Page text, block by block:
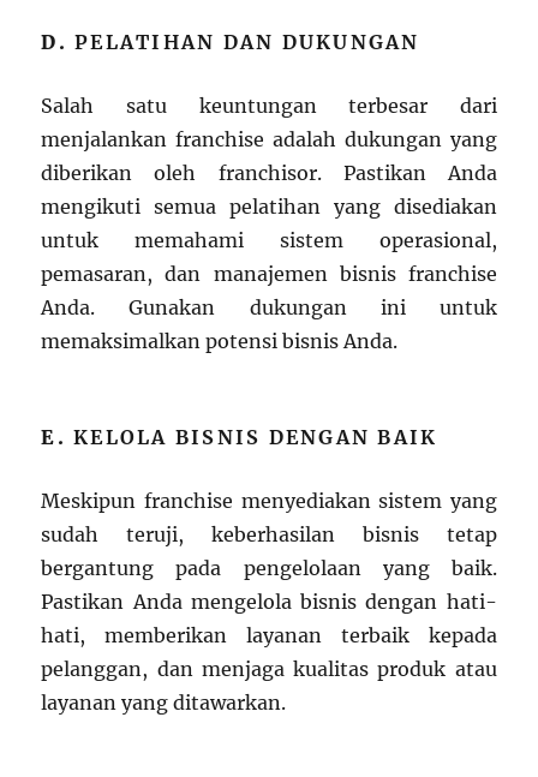
D.PELATIHAN DAN DUKUNGAN
Salah satu keuntungan terbesar dari
menjalankan franchise adalah dukungan yang
diberikan oleh franchisor. Pastikan Anda
mengikuti semua pelatihan yang disediakan
untuk memahami sistem operasional,
pemasaran, dan manajemen bisnis franchise
Anda. Gunakan dukungan ini untuk
memaksimalkan potensi bisnis Anda.
E.KELOLA BISNIS DENGAN BAIK
Meskipun franchise menyediakan sistem yang
sudah teruji, keberhasilan bisnis tetap
bergantung pada pengelolaan yang baik.
Pastikan Anda mengelola bisnis dengan hati-
hati, memberikan layanan terbaik kepada
pelanggan, dan menjaga kualitas produk atau
layanan yang ditawarkan.